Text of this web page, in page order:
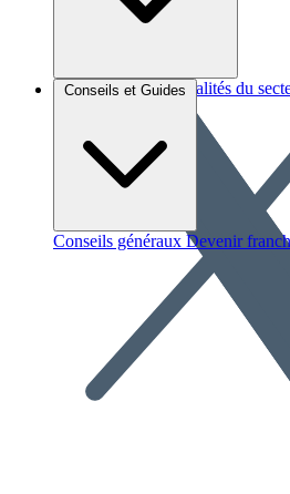
Brèves et actus Actualités du
Conseils et Guides
Conseils généraux Devenir